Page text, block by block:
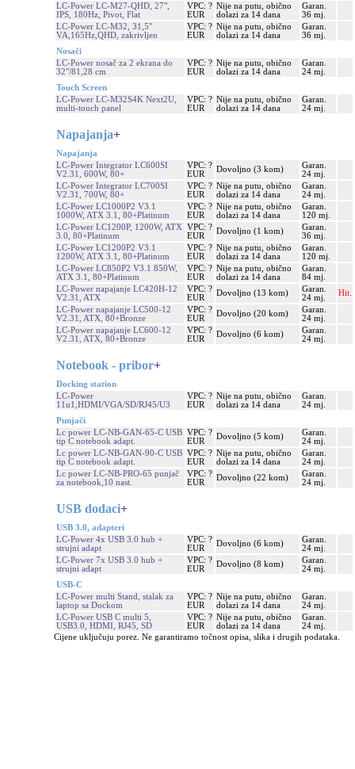
LC-Power LC-M27-QHD, 27",
IPS, 180Hz, Pivot, Flat
VPC: ?
EUR
Nije na putu, obično
dolazi za 14 dana
Garan.
36 mj.
LC-Power LC-M32, 31,5"
VA,165Hz,QHD, zakrivljen
VPC: ?
EUR
Nije na putu, obično
dolazi za 14 dana
Garan.
36 mj.
Nosači
LC-Power nosač za 2 ekrana do
32"/81,28 cm
VPC: ?
EUR
Nije na putu, obično
dolazi za 14 dana
Garan.
24 mj.
Touch Screen
LC-Power LC-M32S4K Next2U,
multi-touch panel
VPC: ?
EUR
Nije na putu, obično
dolazi za 14 dana
Garan.
24 mj.
Napajanja+
Napajanja
LC-Power Integrator LC600SI
V2.31, 600W, 80+
VPC: ?
EUR
Dovoljno (3 kom)
Garan.
24 mj.
LC-Power Integrator LC700SI
V2.31, 700W, 80+
VPC: ?
EUR
Nije na putu, obično
dolazi za 14 dana
Garan.
24 mj.
LC-Power LC1000P2 V3.1
1000W, ATX 3.1, 80+Platinum
VPC: ?
EUR
Nije na putu, obično
dolazi za 14 dana
Garan.
120 mj.
LC-Power LC1200P, 1200W, ATX
3.0, 80+Platinum
VPC: ?
EUR
Dovoljno (1 kom)
Garan.
36 mj.
LC-Power LC1200P2 V3.1
1200W, ATX 3.1, 80+Platinum
VPC: ?
EUR
Nije na putu, obično
dolazi za 14 dana
Garan.
120 mj.
LC-Power LC850P2 V3.1 850W,
ATX 3.1, 80+Platinum
VPC: ?
EUR
Nije na putu, obično
dolazi za 14 dana
Garan.
84 mj.
LC-Power napajanje LC420H-12
V2.31, ATX
VPC: ?
EUR
Dovoljno (13 kom)
Garan.
24 mj.
Hit.
LC-Power napajanje LC500-12
V2.31, ATX, 80+Bronze
VPC: ?
EUR
Dovoljno (20 kom)
Garan.
24 mj.
LC-Power napajanje LC600-12
V2.31, ATX, 80+Bronze
VPC: ?
EUR
Dovoljno (6 kom)
Garan.
24 mj.
Notebook - pribor+
Docking station
LC-Power
11u1,HDMI/VGA/SD/RJ45/U3
VPC: ?
EUR
Nije na putu, obično
dolazi za 14 dana
Garan.
24 mj.
Punjači
Lc power LC-NB-GAN-65-C USB
tip C notebook adapt.
VPC: ?
EUR
Dovoljno (5 kom)
Garan.
24 mj.
Lc power LC-NB-GAN-90-C USB
tip C notebook adapt.
VPC: ?
EUR
Nije na putu, obično
dolazi za 14 dana
Garan.
24 mj.
Lc power LC-NB-PRO-65 punjač
za notebook,10 nast.
VPC: ?
EUR
Dovoljno (22 kom)
Garan.
24 mj.
USB dodaci+
USB 3.0, adapteri
LC-Power 4x USB 3.0 hub +
strujni adapt
VPC: ?
EUR
Dovoljno (6 kom)
Garan.
24 mj.
LC-Power 7x USB 3.0 hub +
strujni adapt
VPC: ?
EUR
Dovoljno (8 kom)
Garan.
24 mj.
USB-C
LC-Power multi Stand, stalak za
laptop sa Dockom
VPC: ?
EUR
Nije na putu, obično
dolazi za 14 dana
Garan.
24 mj.
LC-Power USB C multi 5,
USB3.0, HDMI, RJ45, SD
VPC: ?
EUR
Nije na putu, obično
dolazi za 14 dana
Garan.
24 mj.
Cijene uključuju porez. Ne garantiramo točnost opisa, slika i drugih podataka.